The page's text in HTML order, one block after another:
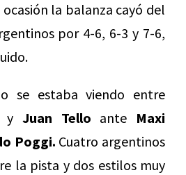
la balanza cayó del
por 4-6, 6-3 y 7-6,
se estaba viendo entre
yJuan Tello ante Maxi
Poggi. Cuatro argentinos
la pista y dos estilos muy